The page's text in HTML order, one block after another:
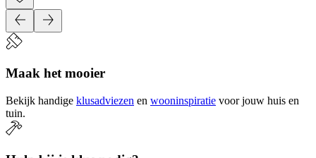
Maak het mooier
Bekijk handige klusadviezen en wooninspiratie voor jouw huis en
tuin.